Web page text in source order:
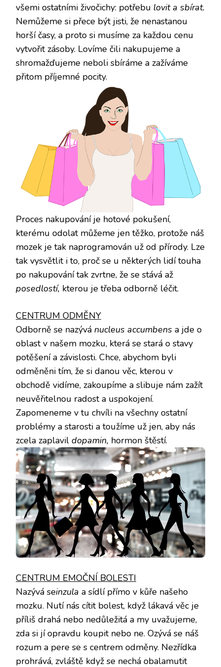
všemi ostatními živočichy: potřebu lovit a sbírat.
Nemůžeme si přece být jisti, že nenastanou
horší časy, a proto si musíme za každou cenu
vytvořit zásoby. Lovíme čili nakupujeme a
shromažďujeme neboli sbíráme a zažíváme
přitom příjemné pocity.
Proces nakupování je hotové pokušení,
kterému odolat můžeme jen těžko, protože náš
mozek je tak naprogramován už od přírody. Lze
tak vysvětlit i to, proč se u některých lidí touha
po nakupování tak zvrtne, že se stává až
posedlostí, kterou je třeba odborně léčit.
CENTRUM ODMĚNY
Odborně se nazývá nucleus accumbens a jde o
oblast v našem mozku, která se stará o stavy
potěšení a závislosti. Chce, abychom byli
odměněni tím, že si danou věc, kterou v
obchodě vidíme, zakoupíme a slibuje nám zažít
neuvěřitelnou radost a uspokojení.
Zapomeneme v tu chvíli na všechny ostatní
problémy a starosti a toužíme už jen, aby nás
zcela zaplavil dopamin, hormon štěstí.
CENTRUM EMOČNÍ BOLESTI
Nazývá seinzula a sídlí přímo v kůře našeho
mozku. Nutí nás cítit bolest, když lákavá věc je
příliš drahá nebo nedůležitá a my uvažujeme,
zda si jí opravdu koupit nebo ne. Ozývá se náš
rozum a pere se s centrem odměny. Nezřídka
prohrává, zvláště když se nechá obalamutit